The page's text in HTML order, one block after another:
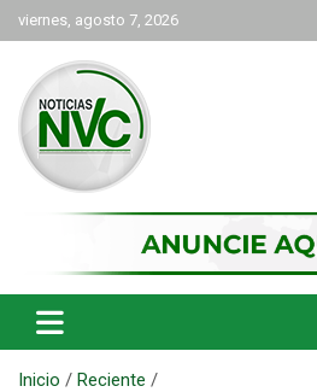
Saltar
al
contenido
viernes, agosto 7, 2026
NVC Noticias
Inicio
Reciente